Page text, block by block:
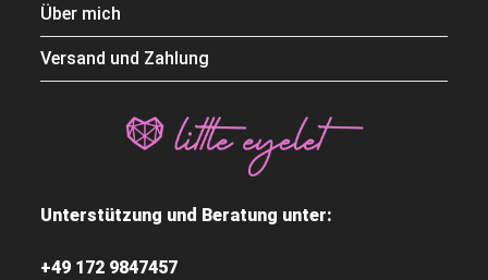
Über mich
Versand und Zahlung
Unterstützung und Beratung unter:
+49 172 9847457